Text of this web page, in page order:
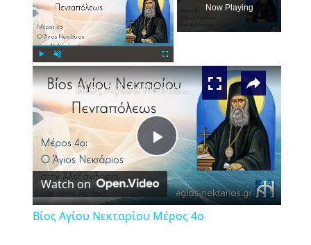
Now Playing
×
Play
Video
Βίος Αγίου Νεκταρίου Μέρος 4ο
Watch on
Βίος Αγίου Νεκταρίου Μέρος 4ο